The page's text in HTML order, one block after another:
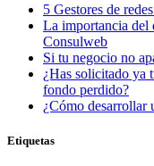
5 Gestores de
La importancia del
Consulweb
Si tu negocio no
¿Has solicitado ya
fondo perdido?
¿Cómo desarrollar
Etiquetas